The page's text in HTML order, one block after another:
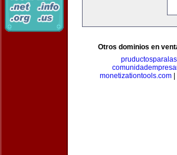
Otros dominios en
monetizationtools.com|